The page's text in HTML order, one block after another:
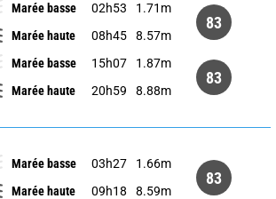
Marée basse 02h53
1.71m
Marée haute
08h45 8.57m
83
Marée basse 15h07
1.87m
Marée haute
20h59 8.88m
83
Marée basse 03h27
1.66m
Marée haute
09h18 8.59m
83